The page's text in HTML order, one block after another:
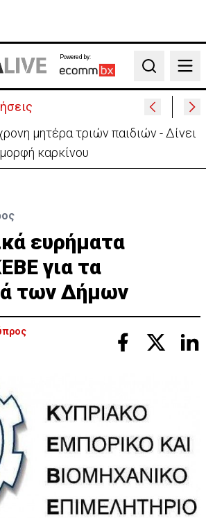
Powered by:
Search
δύο τραμ - Τουλάχιστον
7 σοβαρά
ευρήματα
για τα
των Δήμων